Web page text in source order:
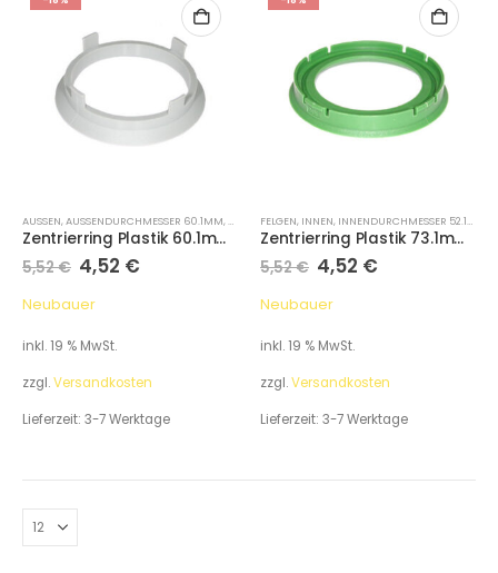
AUSSEN ,AUSSENDURCHMESSER 60.1MM,FELGEN,ZENTRIERRINGE
Zentrierring Plastik 60.1mm/54.1mm Hellgrau
5,52€ 4,52 €
Neubauer
inkl. 19 % MwSt.
zzgl.Versandkosten
Lieferzeit: 3-7 Werktage
FELGEN, INNEN, INNENDURCHMESSER 52.1MM
Zentrierring Plastik 73.1mm/52.1 Grün
5,52€ 4,52 €
Neubauer
inkl. 19 % MwSt.
zzgl.Versandkosten
Lieferzeit: 3-7 Werktage